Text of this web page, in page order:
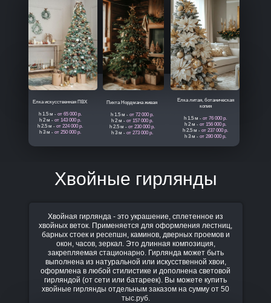
Елка искусственная ПВХ
h 1.5 м - от 65000 р.
h 2 м - от 143 000 р.
h 2.5 м - от 224 000 р.
h 3 м - от 250 000 р.
Елка литая, ботаническая
копия
h 1.5 м - от 76 000 р.
h 2 м - от 156 000 р.
h 2.5 м - от 237 000 р.
h 3 м - от 280 000 р.
Пихта Нордмана живая
h 1.5 м - от 72 000 р.
h 2 м - от 157 000 р.
h 2.5 м -от 230 000 р.
h 3 м - от 273 000 р.
Хвойные гирлянды
Хвойная гирлянда - это украшение, сплетенное из
хвойных веток. Применяется для оформления лестниц,
барных стоек и ресепшн, каминов, дверных проемов и
окон, часов, зеркал. Это длинная композиция,
закрепляемая стационарно. Гирлянда может быть
выполнена из натуральной или искусственной хвои,
оформлена в любой стилистике и дополнена световой
гирляндой (от сети или батареек). Вы можете купить
хвойные гирлянды отдельным заказом на сумму от 50
тыс.руб.